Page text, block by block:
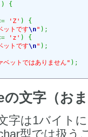
)
{
'Z' )
{
ットです\n " ) ;
'z' )
{
ットです\n " ) ;
ベットではありません" ) ;
の文字（お
字は1バイト
型では扱う